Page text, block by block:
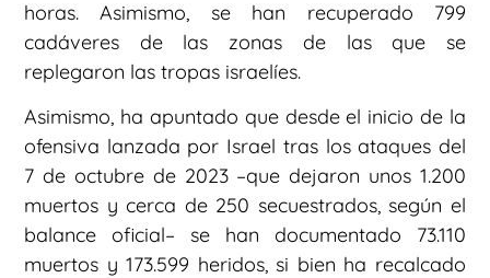
horas. Asimismo, se han recuperado 799
cadáveres de las zonas de las que se
replegaron las tropas israelíes.
Asimismo, ha apuntado que desde el inicio de la
ofensiva lanzada por Israel tras los ataques del
7 de octubre de 2023 –que dejaron unos 1.200
muertos y cerca de 250 secuestrados, según el
balance oficial– se han documentado 73.110
muertos y 173.599 heridos, si bien ha recalcado